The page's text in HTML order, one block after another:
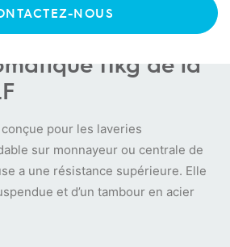
NOUS
pro pour
11kg de la
pour les laveries
sur monnayeur ou centrale de
a une résistance supérieure. Elle
et d’un tambour en acier